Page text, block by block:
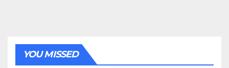
YOU MISSED